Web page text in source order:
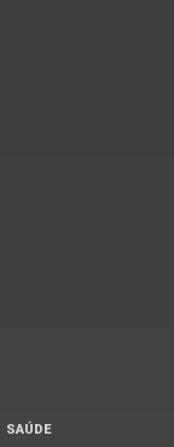
SAÚDE